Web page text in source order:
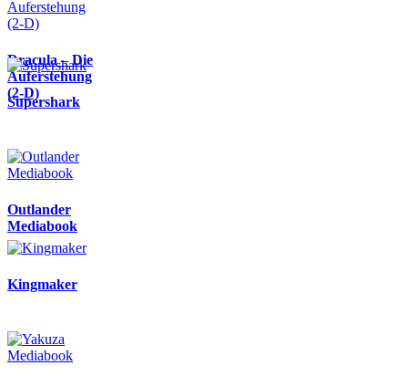
Dracula – Die
Auferstehung
(2-D)
Supershark
Outlander
Mediabook
Kingmaker